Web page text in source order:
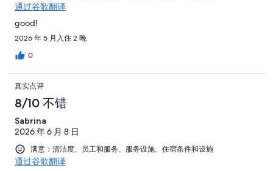
通过谷歌翻译
good!
2026 年 5 月入住 2 晚
0
真实点评
8/10 不错
Sabrina
2026 年 6 月 8 日
满意：清洁度、员工和服务、服务设施、住宿条件和设施
通过谷歌翻译